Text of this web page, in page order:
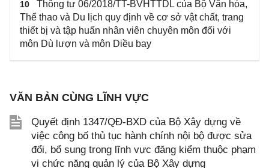
10
Thông tư 06/2018/TT-BVHTTDL của Bộ Văn hóa,
Thể thao và Du lịch quy định về cơ sở vật chất, trang
thiết bị và tập huấn nhân viên chuyên môn đối với
môn Dù lượn và môn Diều bay
VĂN BẢN CÙNG LĨNH VỰC
Quyết định 1347/QĐ-BXD của Bộ Xây dựng về
việc công bố thủ tục hành chính nội bộ được sửa
đổi, bổ sung trong lĩnh vực đăng kiểm thuộc phạm
vi chức năng quản lý của Bộ Xây dựng